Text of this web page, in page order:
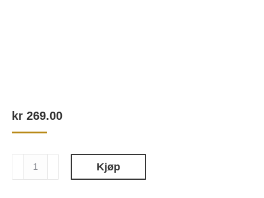
kr 269.00
Kjøp